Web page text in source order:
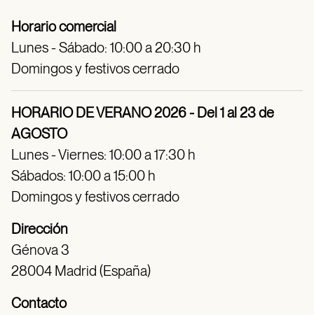
Horario comercial
Lunes - Sábado: 10:00 a 20:30 h
Domingos y festivos cerrado
HORARIO DE VERANO 2026 - Del 1 al 23 de
AGOSTO
Lunes - Viernes: 10:00 a 17:30 h
Sábados: 10:00 a 15:00 h
Domingos y festivos cerrado
Dirección
Génova 3
28004 Madrid (España)
Contacto